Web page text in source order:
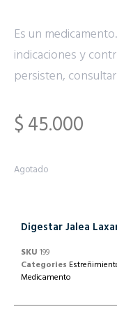
Es un
indicaciones y
persisten,
$45.000
Agotado
Digestar Jalea
SKU 199
Categories
Medicamento